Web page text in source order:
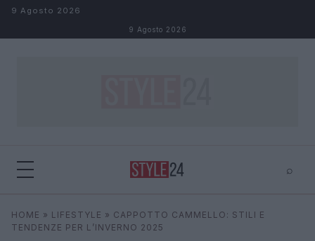
Salta al contenuto
9 Agosto 2026
9 Agosto 2026
⌕
Cerca ⌕
HOME » LIFESTYLE » CAPPOTTO CAMMELLO: STILI E
TENDENZE PER L’INVERNO 2025